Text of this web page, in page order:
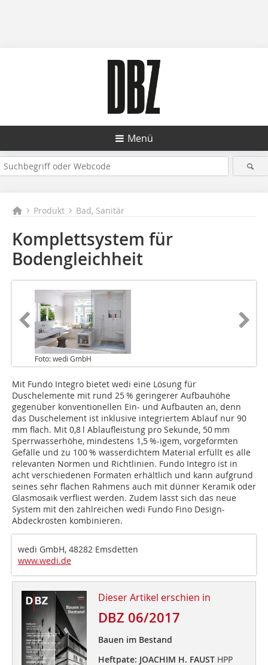
Menü
Produkt Bad, Sanitär
Komplettsystem für
Bodengleichheit
Foto: wedi GmbH
Mit Fundo Integro bietet wedi eine Lösung für
Duschelemente mit rund 25 % geringerer Aufbauhöhe
gegenüber konventionellen Ein- und Aufbauten an, denn
das Duschelement ist inklusive integriertem Ablauf nur 90
mm flach. Mit 0,8 l Ablaufleistung pro Sekunde, 50 mm
Sperrwasserhöhe, mindestens 1,5 %-igem, vorgeformten
Gefälle und zu 100 % wasserdichtem Material erfüllt es alle
relevanten Normen und Richtlinien. Fundo Integro ist in
acht verschiedenen Formaten erhältlich und kann aufgrund
seines sehr flachen Rahmens auch mit dünner Keramik oder
Glasmosaik verfliest werden. Zudem lässt sich das neue
System mit den zahlreichen wedi Fundo Fino Design-
Abdeckrosten kombinieren.
wedi GmbH, 48282 Emsdetten
www.wedi.de
Dieser Artikel erschien in
DBZ 06/2017
Bauen im Bestand
Heftpate: JOACHIM H. FAUST HPP